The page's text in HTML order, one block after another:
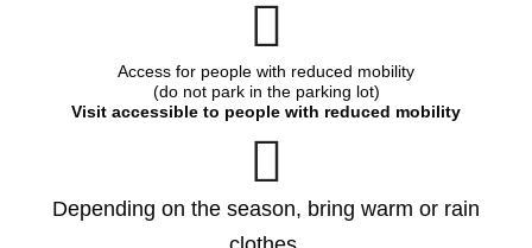
Access for people with reduced mobility
(do not park in the parking lot)
Visit accessible to people with reduced mobility
Depending on the season, bring warm or rain